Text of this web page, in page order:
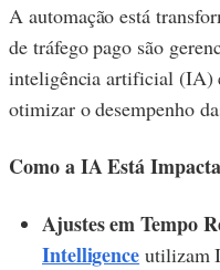
A automação está
de tráfego pago são
inteligência artificial (IA)
otimizar o desempenho
Como a IA Está
Ajustes em Tempo
Intelligence utilizam